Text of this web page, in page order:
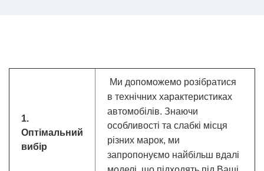
1.
Оптімальний
вибір
Ми допоможемо розібратися
в технічних характеристиках
автомобілів. Знаючи
особливості та слабкі місця
різних марок, ми
запропонуємо найбільш вдалі